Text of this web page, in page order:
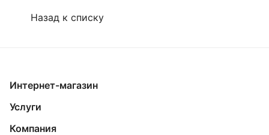
Назад к списку
Интернет-магазин
Услуги
Компания